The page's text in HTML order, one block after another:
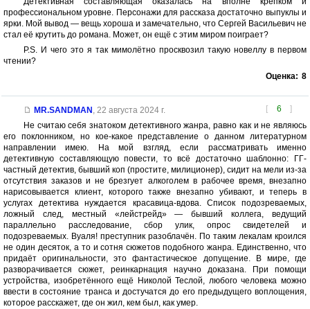
профессиональном уровне. Персонажи для рассказа достаточно выпуклы и
ярки. Мой вывод — вещь хороша и замечательно, что Сергей Васильевич не
стал её крутить до романа. Может, он ещё с этим миром поиграет?
P.S. И чего это я так мимолётно просквозил такую новеллу в первом
чтении?
Оценка: 8
[ 6 ]
MR.SANDMAN , 22 августа 2024 г.
Не считаю себя знатоком детективного жанра, равно как и не являюсь
его поклонником, но кое-какое представление о данном литературном
направлении имею. На мой взгляд, если рассматривать именно
детективную составляющую повести, то всё достаточно шаблонно: ГГ-
частный детектив, бывший коп (простите, милиционер), сидит на мели из-за
отсутствия заказов и не брезгует алкоголем в рабочее время, внезапно
нарисовывается клиент, которого также внезапно убивают, и теперь в
услугах детектива нуждается красавица-вдова. Список подозреваемых,
ложный след, местный «лейстрейд» — бывший коллега, ведущий
параллельно расследование, сбор улик, опрос свидетелей и
подозреваемых. Вуаля! преступник разоблачён. По таким лекалам кроился
не один десяток, а то и сотня сюжетов подобного жанра. Единственно, что
придаёт оригинальности, это фантастическое допущение. В мире, где
разворачивается сюжет, реинкарнация научно доказана. При помощи
устройства, изобретённого ещё Николой Теслой, любого человека можно
ввести в состояние транса и достучатся до его предыдущего воплощения,
которое расскажет, где он жил, кем был, как умер.